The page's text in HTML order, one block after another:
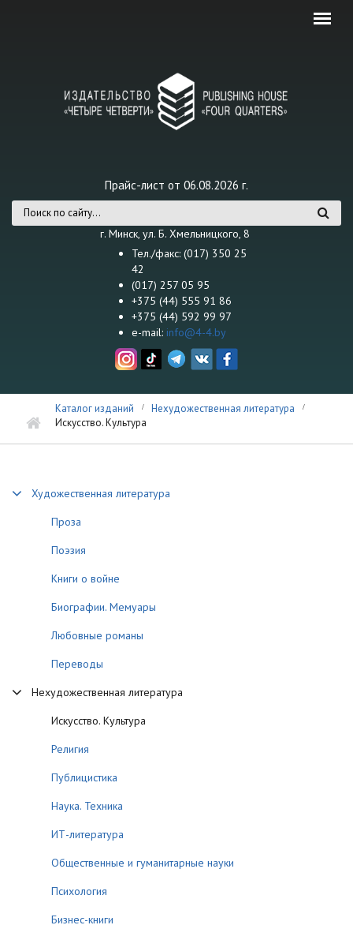
Прайс-лист от 06.08.2026 г.
Форма поискаг. Минск, ул. Б. Хмельницкого, 8
Тел./факс: (017) 350 25
42
(017) 257 05 95
+375 (44) 555 91 86
+375 (44) 592 99 97
e-mail: info@4-4.by
Каталог изданий
Нехудожественная литература
Искусство. Культура
Художественная литература
Проза
Поэзия
Книги о войне
Биографии. Мемуары
Любовные романы
Переводы
Нехудожественная литература
Искусство. Культура
Религия
Публицистика
Наука. Техника
ИТ-литература
Общественные и гуманитарные науки
Психология
Бизнес-книги